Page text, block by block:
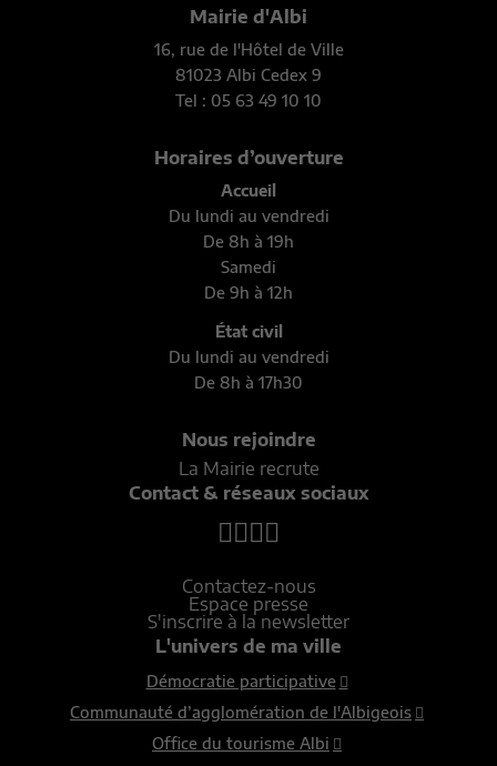
Mairie d'Albi
16, rue de l'Hôtel de Ville
81023 Albi Cedex 9
Tel : 05 63 49 10 10
Horaires d’ouverture
Accueil
Du lundi au vendredi
De 8h à 19h
Samedi
De 9h à 12h
État civil
Du lundi au vendredi
De 8h à 17h30
Nous rejoindre
La Mairie recrute
Contact & réseaux sociaux
Contactez-nous
Espace presse
S'inscrire à la newsletter
L'univers de ma ville
Démocratie participative
Communauté d’agglomération de l'Albigeois
Office du tourisme Albi